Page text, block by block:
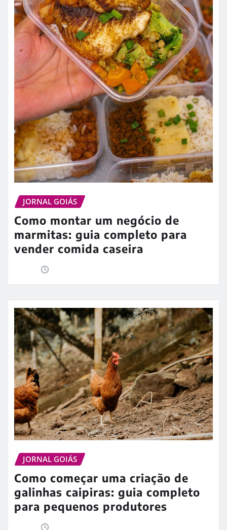
JORNAL GOIÁS
Como montar um negócio de
marmitas: guia completo para
vender comida caseira
JORNAL GOIÁS
Como começar uma criação de
galinhas caipiras: guia completo
para pequenos produtores